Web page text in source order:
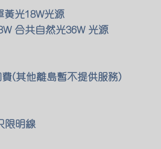
光18W光源
合共自然光36W 光源
(其他離島暫不提供服務)
限明線